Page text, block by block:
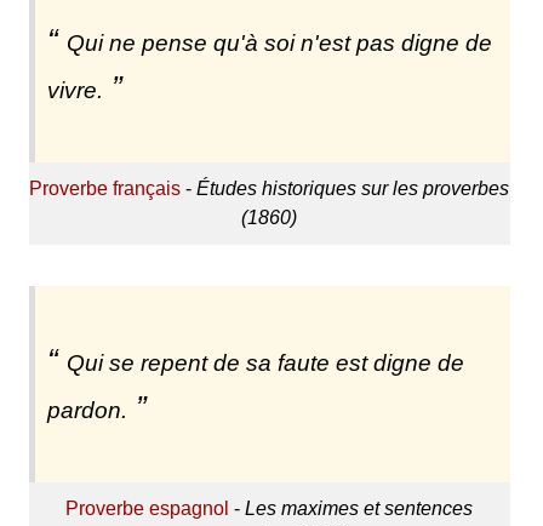
Qui ne pense qu'à soi n'est pas digne de
vivre.
Proverbe français -Études historiques sur les proverbes
(1860)
Qui se repent de sa faute est digne de
pardon.
Proverbe espagnol -Les maximes et sentences